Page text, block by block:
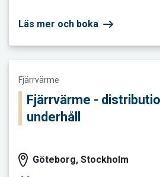
Läs mer och boka
Fjärrvärme
Fjärrvärme -
underhåll
Göteborg, Stockholm